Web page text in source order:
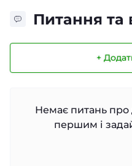
Питання та
+
Немає питань про
першим і